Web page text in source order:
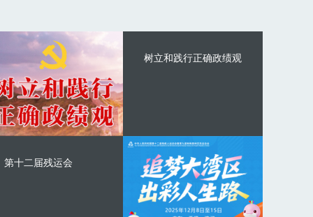
树立和践行正确政绩观
第十二届残运会